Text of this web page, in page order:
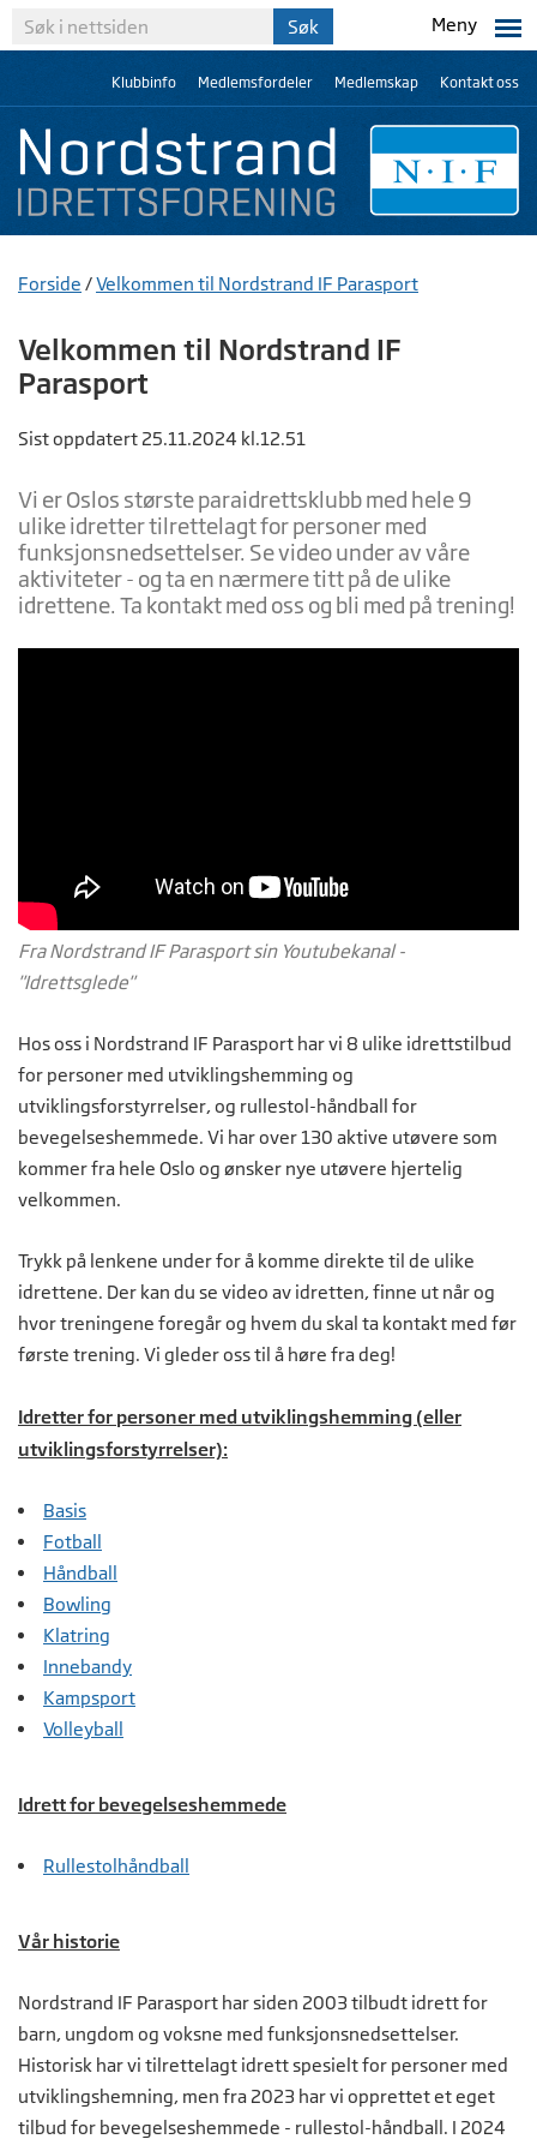
Meny
Klubbinfo Medlemsfordeler Medlemskap Kontakt oss
Forside /Velkommen til Nordstrand IF Parasport
Velkommen til Nordstrand IF
Parasport
Sist oppdatert 25.11.2024 kl.12.51
Vi er Oslos største paraidrettsklubb med hele 9
ulike idretter tilrettelagt for personer med
funksjonsnedsettelser. Se video under av våre
aktiviteter - og ta en nærmere titt på de ulike
idrettene. Ta kontakt med oss og bli med på trening!
Fra Nordstrand IF Parasport sin Youtubekanal -
"Idrettsglede"
Hos oss i Nordstrand IF Parasport har vi 8 ulike idrettstilbud
for personer med utviklingshemming og
utviklingsforstyrrelser, og rullestol-håndball for
bevegelseshemmede. Vi har over 130 aktive utøvere som
kommer fra hele Oslo og ønsker nye utøvere hjertelig
velkommen.
Trykk på lenkene under for å komme direkte til de ulike
idrettene. Der kan du se video av idretten, finne ut når og
hvor treningene foregår og hvem du skal ta kontakt med før
første trening. Vi gleder oss til å høre fra deg!
Idretter for personer med utviklingshemming (eller
utviklingsforstyrrelser):
Basis
Fotball
Håndball
Bowling
Klatring
Innebandy
Kampsport
Volleyball
Idrett for bevegelseshemmede
Rullestolhåndball
Vår historie
Nordstrand IF Parasport har siden 2003 tilbudt idrett for
barn, ungdom og voksne med funksjonsnedsettelser.
Historisk har vi tilrettelagt idrett spesielt for personer med
utviklingshemning, men fra 2023 har vi opprettet et eget
tilbud for bevegelseshemmede - rullestol-håndball. I 2024